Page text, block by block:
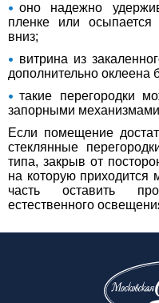
оно надежно
пленке или осыпается
вниз;
витрина из
дополнительно оклеена
такие перегородки
запорными
Если помещение
стеклянные
типа, закрыв от
на которую
часть оставить
естественного